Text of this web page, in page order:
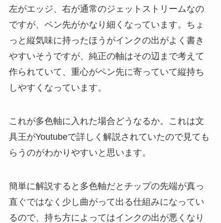
左がエッジ、右が通常のジェットストリームなの
ですが、ペン先がかなり細くなっています。ちょ
っと縦気味に持ったほうがインクの出がよく書き
やすいそうですが、純正の軸はその辺まで考えて
作られていて、重心がペン先に寄っていて縦持ち
しやすくなっています。
これが多色軸に入れた場合どうなるか。これは文
具王がYoutubeで詳しく解説されていたので見ても
らうのがわかりやすいと思います。
簡単に解説すると多色軸だとチップの先端が真っ
直ぐではなく少し曲がって出る仕組みになってい
るので、持ち方によってはインクの出が悪くなり